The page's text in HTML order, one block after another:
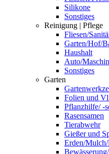
Silikone
Sonstiges
Reinigung | Pflege
Fliesen/
Garten/Hof/
Haushalt
Auto/
Sonstiges
Garten
Folien und
Pflanzhilfe/ -
Rasensamen
Tierabwehr
Gießer und
Erden/